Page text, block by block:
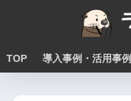
TOP 導入事例・活用事例